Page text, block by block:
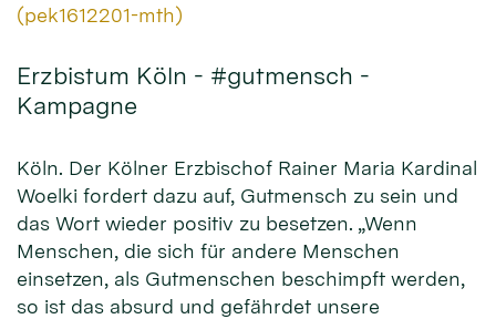
Von:
(pek1612201-mth)
Erzbistum Köln - #gutmensch -
Kampagne
Köln. Der Kölner Erzbischof Rainer Maria Kardinal
Woelki fordert dazu auf, Gutmensch zu sein und
das Wort wieder positiv zu besetzen. „Wenn
Menschen, die sich für andere Menschen
einsetzen, als Gutmenschen beschimpft werden,
so ist das absurd und gefährdet unsere